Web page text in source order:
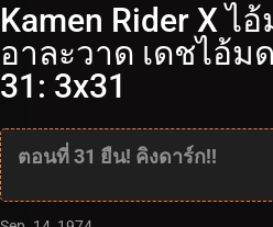
Kamen Rider X ไ
อาละวาด เดชไอ้ม
31: 3x31
ตอนที่ 31 ยืน! คิงดาร์ก!!